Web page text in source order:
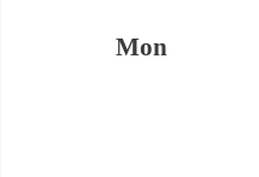
Mon